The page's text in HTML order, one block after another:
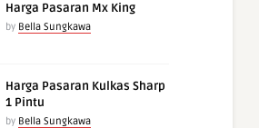
Harga Pasaran Mx King
by Bella Sungkawa
Harga Pasaran Kulkas Sharp
1 Pintu
by Bella Sungkawa